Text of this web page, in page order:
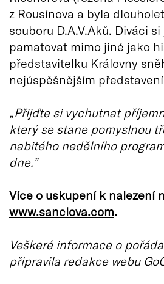
z Rousínova a byla
souboru D.A.V.Aků. Diváci
pamatovat mimo jiné jako
představitelku Královny
nejúspěšnějším
„Přijďte si vychutnat
který se stane pomyslnou
nabitého nedělního
dne.”
Více o uskupení k nalezení
www.sanclova.com.
Veškeré informace o
připravila redakce webu